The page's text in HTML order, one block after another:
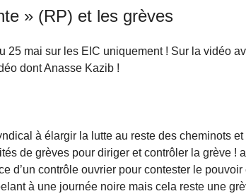
» (RP) et les grèves
25 mai sur les EIC uniquement ! Sur la vidéo
dont Anasse Kazib !
à élargir la lutte au reste des cheminots
de grèves pour diriger et contrôler la grève !
d’un contrôle ouvrier pour contester le
à une journée noire mais cela reste une